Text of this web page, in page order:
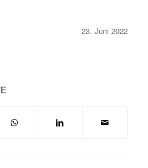
23. Juni 2022